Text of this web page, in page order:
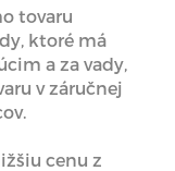
tovaru
ktoré má
a za vady,
v záručnej
cenu z